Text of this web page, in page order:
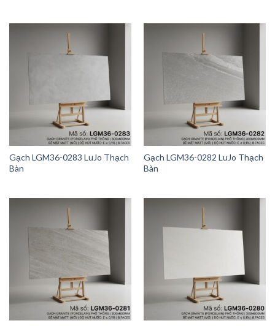
Gạch LGM36-0283 LuJo Thạch
Bàn
Gạch LGM36-0282 LuJo Thạch
Bàn